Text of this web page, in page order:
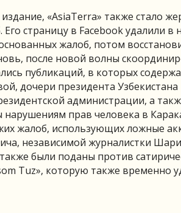
издание, «AsiaTerra» также стало
страницу в Facebook удалили в
жалоб, потом
после новой волны
публикаций, в которых
дочери президента Узбекистана
администрации, а
прав человека в
жалоб, использующих ложные
независимой журналистки
были поданы против
Tuz», которую также временно